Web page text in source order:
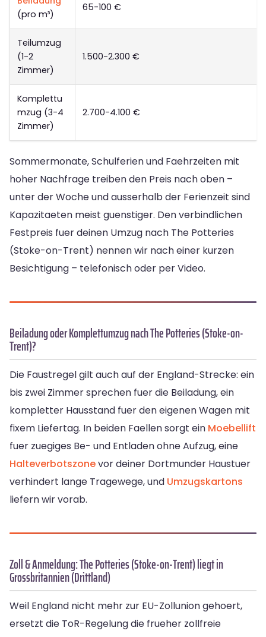
(pro m³)
65-100 €
Teilumzug
(1-2
Zimmer)
1.500-2.300 €
Komplettu
mzug (3-4
Zimmer)
2.700-4.100 €
Sommermonate, Schulferien und Faehrzeiten mit
hoher Nachfrage treiben den Preis nach oben –
unter der Woche und ausserhalb der Ferienzeit sind
Kapazitaeten meist guenstiger. Den verbindlichen
Festpreis fuer deinen Umzug nach The Potteries
(Stoke-on-Trent) nennen wir nach einer kurzen
Besichtigung – telefonisch oder per Video.
Beiladung oder Komplettumzug nach The Potteries (Stoke-on-
Trent)?
Die Faustregel gilt auch auf der England-Strecke: ein
bis zwei Zimmer sprechen fuer die Beiladung, ein
kompletter Hausstand fuer den eigenen Wagen mit
fixem Liefertag. In beiden Faellen sorgt ein Moebellift
fuer zuegiges Be- und Entladen ohne Aufzug, eine
Halteverbotszonevor deiner Dortmunder Haustuer
verhindert lange Tragewege, und Umzugskartons
liefern wir vorab.
Zoll & Anmeldung: The Potteries (Stoke-on-Trent) liegt in
Grossbritannien (Drittland)
Weil England nicht mehr zur EU-Zollunion gehoert,
ersetzt die ToR-Regelung die frueher zollfreie